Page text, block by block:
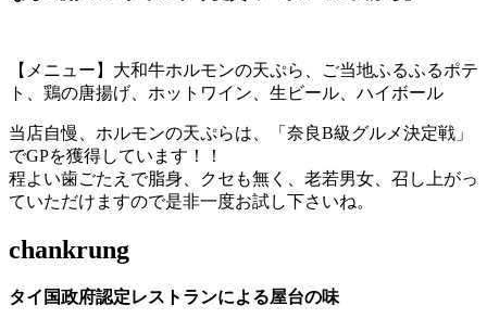
【メニュー】大和牛ホルモンの天ぷら、ご当地ふるふるポテ
ト、鶏の唐揚げ、ホットワイン、生ビール、ハイボール
当店自慢、ホルモンの天ぷらは、「奈良B級グルメ決定戦」
でGPを獲得しています！！
程よい歯ごたえで脂身、クセも無く、老若男女、召し上がっ
ていただけますので是非一度お試し下さいね。
chankrung
タイ国政府認定レストランによる屋台の味